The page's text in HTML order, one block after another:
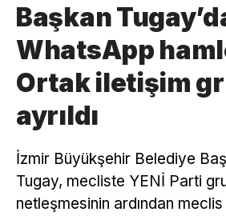
Başkan
WhatsApp
Ortak iletişim
ayrıldı
İzmir Büyükşehir Belediye
Tugay, mecliste YENİ Parti
netleşmesinin ardından